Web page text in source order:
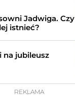
Jadwiga. Czy
istnieć?
na jubileusz
REKLAMA